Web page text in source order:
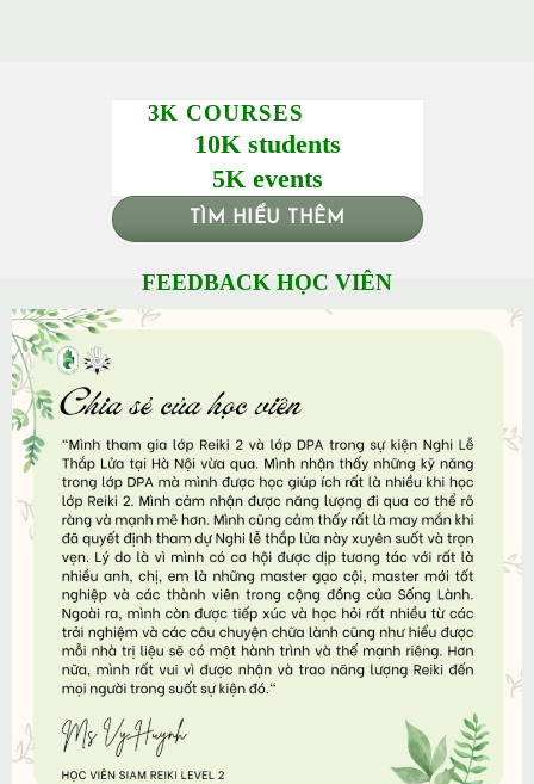
3K COURSES
10K students
5K events
TÌM HIỂU THÊM
FEEDBACK HỌC VIÊN